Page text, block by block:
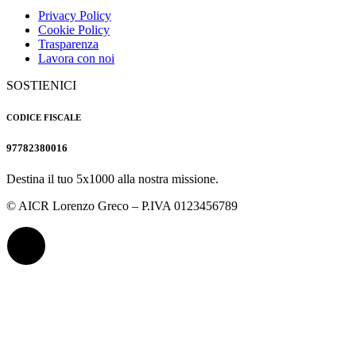
Privacy Policy
Cookie Policy
Trasparenza
Lavora con noi
SOSTIENICI
CODICE FISCALE
97782380016
Destina il tuo 5x1000 alla nostra missione.
© AICR Lorenzo Greco – P.IVA 0123456789